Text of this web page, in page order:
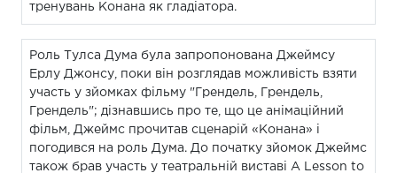
тренувань Конана як гладіатора.
Роль Тулса Дума була запропонована Джеймсу
Ерлу Джонсу, поки він розглядав можливість взяти
участь у зйомках фільму "Грендель, Грендель,
Грендель"; дізнавшись про те, що це анімаційний
фільм, Джеймс прочитав сценарій «Конана» і
погодився на роль Дума. До початку зйомок Джеймс
також брав участь у театральній виставі A Lesson to